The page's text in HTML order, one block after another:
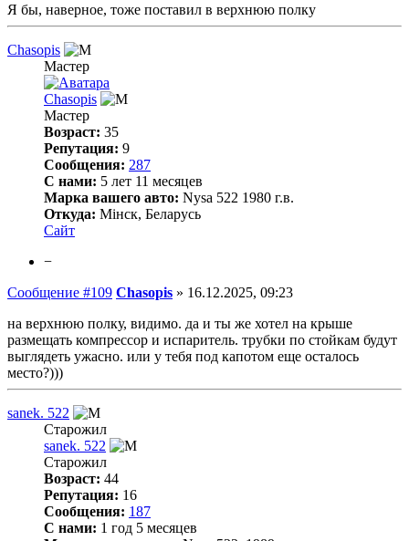
Я бы, наверное, тоже поставил в верхнюю полку
Chasopis
Мастер
Chasopis
Мастер
Возраст: 35
Репутация: 9
Сообщения: 287
С нами: 5 лет 11 месяцев
Марка вашего авто: Nysa 522 1980 г.в.
Откуда: Мінск, Беларусь
Сайт
−
Сообщение #109 Chasopis » 16.12.2025, 09:23
на верхнюю полку, видимо. да и ты же хотел на крыше
размещать компрессор и испаритель. трубки по стойкам будут
выглядеть ужасно. или у тебя под капотом еще осталось
место?)))
sanek. 522
Старожил
sanek. 522
Старожил
Возраст: 44
Репутация: 16
Сообщения: 187
С нами: 1 год 5 месяцев